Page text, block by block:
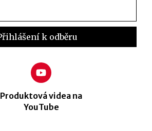
Produktová videa na
YouTube